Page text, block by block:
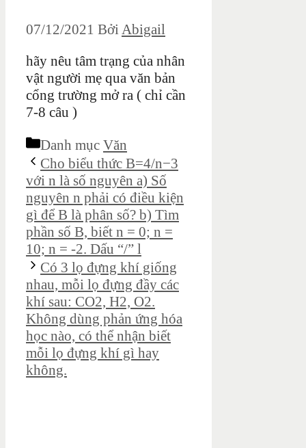
07/12/2021 BởiAbigail
hãy nêu tâm trạng của nhân
vật người mẹ qua văn bản
cổng trường mở ra ( chỉ cần
7-8 câu )
Danh mục Văn
Cho biểu thức B=4/n−3
với n là số nguyên a) Số
nguyên n phải có điều kiện
gì để B là phân số? b) Tìm
phần số B, biết n = 0; n =
10; n = -2. Dấu “/” l
Có 3 lọ đựng khí giống
nhau, mỗi lọ đựng đầy các
khí sau: CO2, H2, O2.
Không dùng phản ứng hóa
học nào, có thể nhận biết
mỗi lọ đựng khí gì hay
không.